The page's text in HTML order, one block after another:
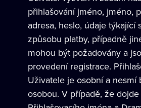
přihlašování jméno, jméno,
adresa, heslo, údaje týkající
způsobu platby, případně
mohou být požadovány a
provedení registrace.
Uživatele je osobní a nesmí
osobou. V případě, že